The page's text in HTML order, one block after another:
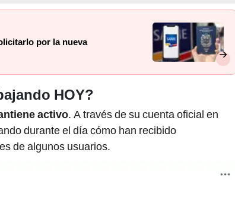
por la nueva
HOY?
activo. A través de su cuenta oficial en
durante el día cómo han recibido
de algunos usuarios.